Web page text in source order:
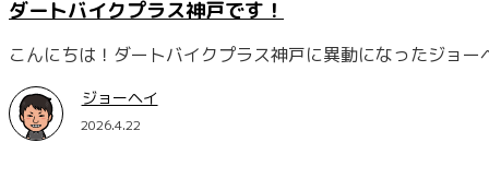
ダートバイクプラス神戸です！
こんにちは！ダートバイクプラス神戸に異動になったジョ
ジョーヘイ
2026.4.22